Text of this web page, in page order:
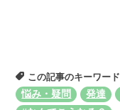
この記事のキーワード
悩み・疑問
発達